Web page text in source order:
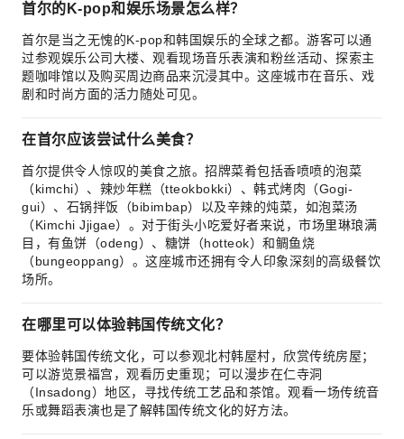
首尔的K-pop和娱乐场景怎么样？
首尔是当之无愧的K-pop和韩国娱乐的全球之都。游客可以通
过参观娱乐公司大楼、观看现场音乐表演和粉丝活动、探索主
题咖啡馆以及购买周边商品来沉浸其中。这座城市在音乐、戏
剧和时尚方面的活力随处可见。
在首尔应该尝试什么美食？
首尔提供令人惊叹的美食之旅。招牌菜肴包括香喷喷的泡菜
（kimchi）、辣炒年糕（tteokbokki）、韩式烤肉（Gogi-
gui）、石锅拌饭（bibimbap）以及辛辣的炖菜，如泡菜汤
（Kimchi Jjigae）。对于街头小吃爱好者来说，市场里琳琅满
目，有鱼饼（odeng）、糖饼（hotteok）和鲷鱼烧
（bungeoppang）。这座城市还拥有令人印象深刻的高级餐饮
场所。
在哪里可以体验韩国传统文化？
要体验韩国传统文化，可以参观北村韩屋村，欣赏传统房屋；
可以游览景福宫，观看历史重现；可以漫步在仁寺洞
（Insadong）地区，寻找传统工艺品和茶馆。观看一场传统音
乐或舞蹈表演也是了解韩国传统文化的好方法。